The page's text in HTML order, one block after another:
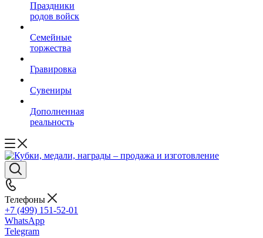
Праздники
родов войск
Семейные
торжества
Гравировка
Сувениры
Дополненная
реальность
Телефоны
+7 (499) 151-52-01
WhatsApp
Telegram